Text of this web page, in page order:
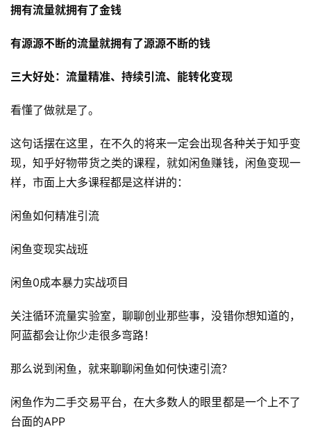
拥有流量就拥有了金钱
有源源不断的流量就拥有了源源不断的钱
三大好处：流量精准、持续引流、能转化变现
看懂了做就是了。
这句话摆在这里，在不久的将来一定会出现各种关于知乎变
现，知乎好物带货之类的课程，就如闲鱼赚钱，闲鱼变现一
样，市面上大多课程都是这样讲的：
闲鱼如何精准引流
闲鱼变现实战班
闲鱼0成本暴力实战项目
关注循环流量实验室，聊聊创业那些事，没错你想知道的，
阿蓝都会让你少走很多弯路！
那么说到闲鱼，就来聊聊闲鱼如何快速引流？
闲鱼作为二手交易平台，在大多数人的眼里都是一个上不了
台面的APP